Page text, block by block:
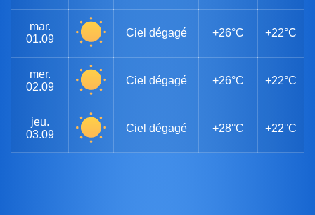
mar.
01.09
Ciel dégagé +26°C +22°C
mer.
02.09
Ciel dégagé +26°C +22°C
jeu.
03.09
Ciel dégagé +28°C +22°C